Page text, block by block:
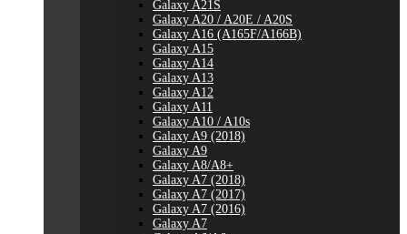
Galaxy A21S
Galaxy A20 / A20E / A20S
Galaxy A16 (A165F/A166B)
Galaxy A15
Galaxy A14
Galaxy A13
Galaxy A12
Galaxy A11
Galaxy A10 / A10s
Galaxy A9 (2018)
Galaxy A9
Galaxy A8/A8+
Galaxy A7 (2018)
Galaxy A7 (2017)
Galaxy A7 (2016)
Galaxy A7